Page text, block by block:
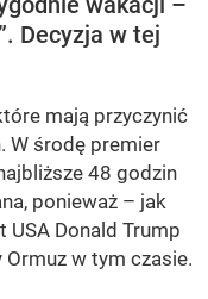
Decyzja w tej
mają przyczynić
W środę premier
48 godzin
ponieważ – jak
USA Donald Trump
w tym czasie.